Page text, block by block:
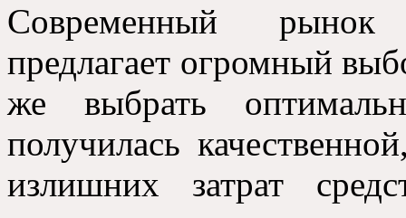
Современный рынок
предлагает огромный
же выбрать
получилась
излишних затрат